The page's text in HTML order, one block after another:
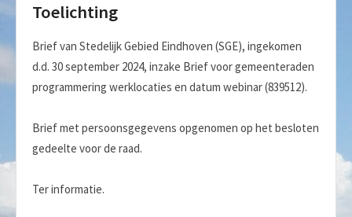
Toelichting
Brief van Stedelijk Gebied Eindhoven (SGE), ingekomen
d.d. 30 september 2024, inzake Brief voor gemeenteraden
programmering werklocaties en datum webinar (839512).
Brief met persoonsgegevens opgenomen op het besloten
gedeelte voor de raad.
Ter informatie.